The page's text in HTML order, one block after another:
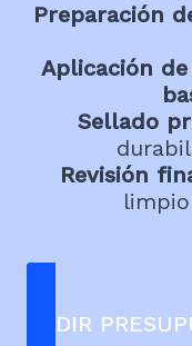
Preparación
Aplicación
Sellado
Revisión
PEDIR